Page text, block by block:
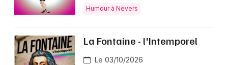
Spectacles
Mulhouse
Montpellier
Nantes
Humour à Nevers
La Fontaine - l'Intemporel
Le 03/10/2026